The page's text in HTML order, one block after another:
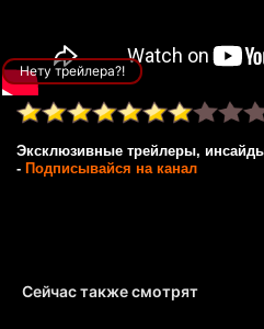
Нету трейлера?!
Эксклюзивные трейлеры,
- Подписывайся на канал
Сейчас также смотрят